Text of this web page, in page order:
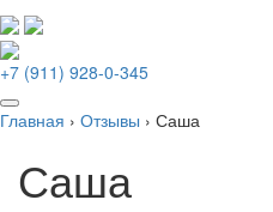
+7 (911) 928-0-345
Главная › Отзывы › Саша
Саша